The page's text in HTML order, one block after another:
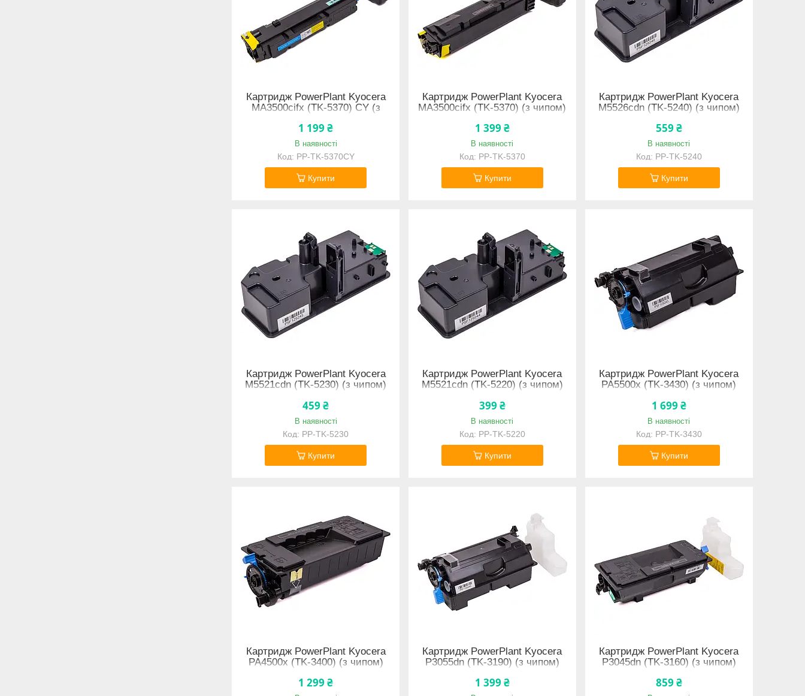
Картридж PowerPlant Kyocera
MA3500cifx (TK-5370) CY (з
1 199 ₴
В наявності
PP-TK-5370CY
Купити
Картридж PowerPlant Kyocera
MA3500cifx (TK-5370) (з чипом)
1 399 ₴
В наявності
PP-TK-5370
Купити
Картридж PowerPlant Kyocera
M5526cdn (TK-5240) (з чипом)
559 ₴
В наявності
PP-TK-5240
Купити
Картридж PowerPlant Kyocera
M5521cdn (TK-5230) (з чипом)
459 ₴
В наявності
PP-TK-5230
Купити
Картридж PowerPlant Kyocera
M5521cdn (TK-5220) (з чипом)
399 ₴
В наявності
PP-TK-5220
Купити
Картридж PowerPlant Kyocera
PA5500x (TK-3430) (з чипом)
1 699 ₴
В наявності
PP-TK-3430
Купити
Картридж PowerPlant Kyocera
PA4500x (TK-3400) (з чипом)
1 299 ₴
Картридж PowerPlant Kyocera
P3055dn (TK-3190) (з чипом)
1 399 ₴
Картридж PowerPlant Kyocera
P3045dn (TK-3160) (з чипом)
859 ₴